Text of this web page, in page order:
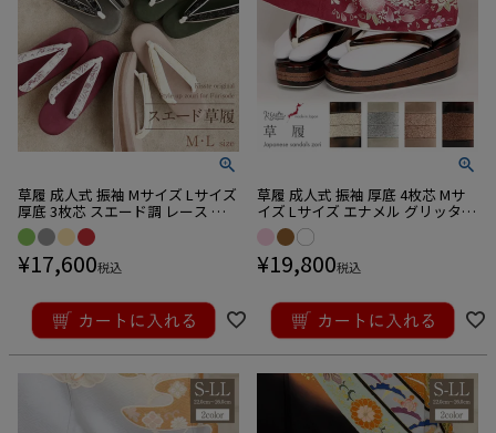
草履 成人式 振袖 Mサイズ Lサイズ
厚底 3枚芯 スエード調 レース ニ
ュアンス
¥17,600税込
草履 成人式 振袖 厚底 4枚芯 Mサ
イズ Lサイズ エナメル グリッター
日本製
¥19,800税込